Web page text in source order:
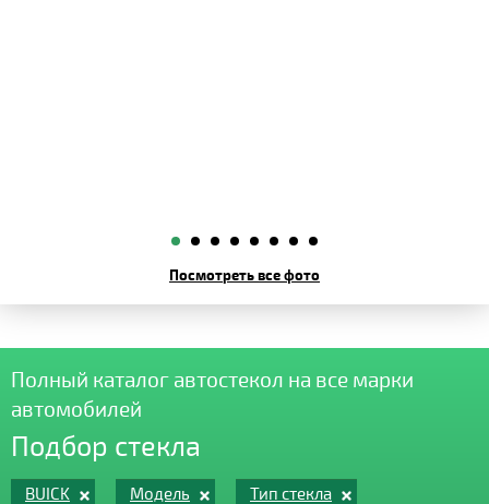
Посмотреть все фото
Полный каталог автостекол на все марки
автомобилей
Подбор стекла
BUICK Модель Тип стекла